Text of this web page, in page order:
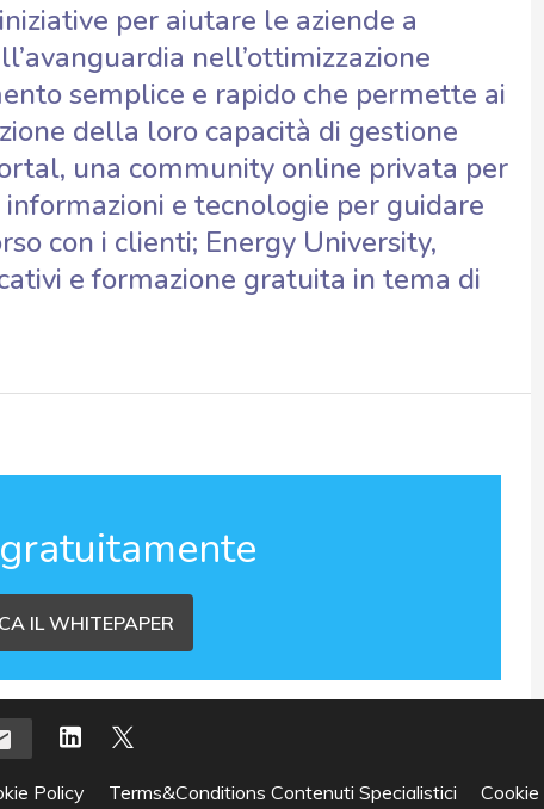
per aiutare le aziende a
nell’ottimizzazione
semplice e rapido che permette ai
della loro capacità di gestione
una community online privata per
e tecnologie per guidare
con i clienti; Energy University,
e formazione gratuita in tema di
IL WHITEPAPER
Policy Terms&Conditions Contenuti Specialistici